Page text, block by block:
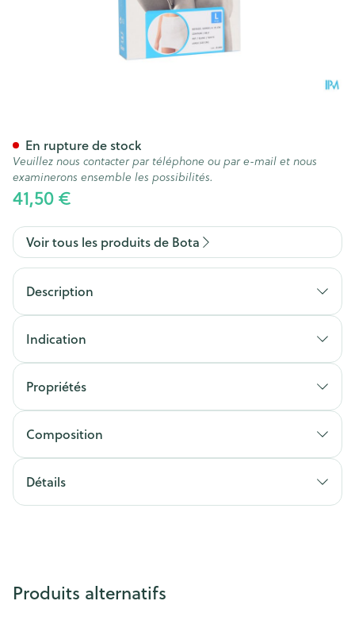
41,50 €
En rupture de stock
Veuillez nous contacter par téléphone ou par e-mail et nous
examinerons ensemble les possibilités.
Voir tous les produits de Bota
Description
Indication
Propriétés
Composition
Détails
Produits alternatifs